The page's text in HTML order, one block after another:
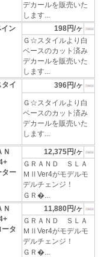
デカールを販売いた
します...
ン
198円/ヶ
Ｇ☆スタイルより白
ベースのカット済み
デカールを販売いた
します...
イ
396円/ヶ
Ｇ☆スタイルより白
ベースのカット済み
デカールを販売いた
します...
ー
12,375円/ヶ
ＧＲＡＮＤ ＳＬＡ
ＭⅡVer4がモデルモ
デルチェンジ！
ＧＲ�...
タ
11,880円/ヶ
ＧＲＡＮＤ ＳＬＡ
ＭⅡVer4がモデルモ
デルチェンジ！
ＧＲ�...